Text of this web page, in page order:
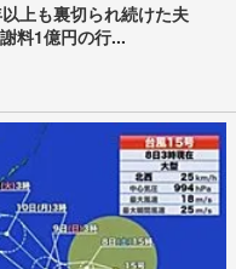
上も裏切られ続けた夫
料1億円の行...